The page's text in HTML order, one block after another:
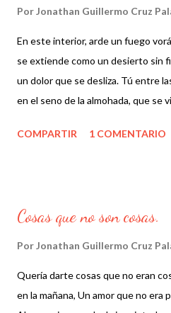
de aire, pero yo no creo que
esas cositas de ti mon cheri,
buscaste razones para creer en
cualquier tarde se convertía en
PorJonathan Guillermo Cruz
En este interior, arde un fuego
se extiende como un desierto sin
un dolor que se desliza. Tú entre
en el seno de la almohada, que se
COMPARTIR
1 COMENTARIO
Cosas que no son cosas.
PorJonathan Guillermo Cruz
Quería darte cosas que no eran
en la mañana, Un amor que no era